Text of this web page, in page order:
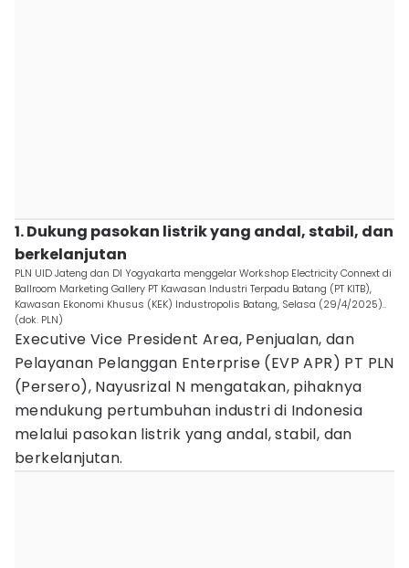
1. Dukung pasokan listrik yang andal, stabil, dan
berkelanjutan
PLN UID Jateng dan DI Yogyakarta menggelar Workshop Electricity Connext di
Ballroom Marketing Gallery PT Kawasan Industri Terpadu Batang (PT KITB),
Kawasan Ekonomi Khusus (KEK) Industropolis Batang, Selasa (29/4/2025)..
(dok. PLN)
Executive Vice President Area, Penjualan, dan
Pelayanan Pelanggan Enterprise (EVP APR) PT PLN
(Persero), Nayusrizal N mengatakan, pihaknya
mendukung pertumbuhan industri di Indonesia
melalui pasokan listrik yang andal, stabil, dan
berkelanjutan.